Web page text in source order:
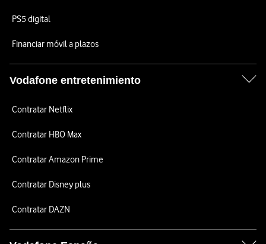
PS5 digital
Financiar móvil a plazos
Vodafone entretenimiento
Contratar Netflix
Contratar HBO Max
Contratar Amazon Prime
Contratar Disney plus
Contratar DAZN